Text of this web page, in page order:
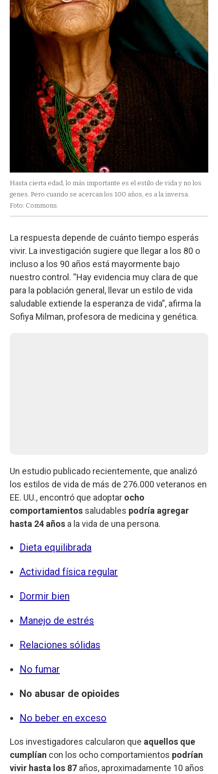
Hasta cierta edad, lo más importante es el estilo de vida y no los
genes. Pero cuando se acercan los 100 años, es a la inversa.
Foto: Commons.
La respuesta depende de cuánto tiempo esperás
vivir. La investigación sugiere que llegar a los 80 o
incluso a los 90 años está mayormente bajo
nuestro control. “Hay evidencia muy clara de que
para la población general, llevar un estilo de vida
saludable extiende la esperanza de vida”, afirma la
Sofiya Milman, profesora de medicina y genética.
Un estudio publicado recientemente, que analizó
los estilos de vida de más de 276.000 veteranos en
EE. UU., encontró que adoptar ocho
comportamientos saludables podría agregar
hasta 24 años a la vida de una persona.
Dieta equilibrada
Actividad física regular
Dormir bien
Manejo de estrés
Relaciones sólidas
No fumar
No abusar de opioides
No beber en exceso
Los investigadores calcularon que aquellos que
cumplían con los ocho comportamientos podrían
vivir hasta los 87 años, aproximadamente 10 años